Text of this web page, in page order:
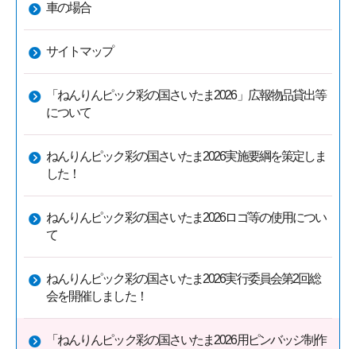
車の場合
サイトマップ
「ねんりんピック彩の国さいたま2026」広報物品貸出等
について
ねんりんピック彩の国さいたま2026実施要綱を策定しま
した！
ねんりんピック彩の国さいたま2026ロゴ等の使用につい
て
ねんりんピック彩の国さいたま2026実行委員会第2回総
会を開催しました！
「ねんりんピック彩の国さいたま2026用ピンバッジ制作